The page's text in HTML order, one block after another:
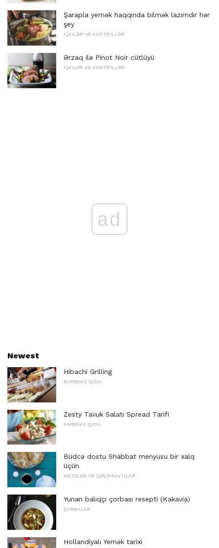
Şarapla yemək haqqında bilmək lazımdır hər
şey
İÇKILƏR VƏ KOKTEYLLƏR
Ərzaq ilə Pinot Noir cütlüyü
İÇKILƏR VƏ KOKTEYLLƏR
ad
Newest
Hibachi Grilling
BARBEKÜ QIDA
Zesty Tavuk Salatı Spread Tarifi
AMERIKA QIDA
Büdcə dostu Shabbat menyusu bir xalq
üçün
MEZELER VƏ QƏLYANALTILAR
Yunan balıqçı çorbası resepti (Kakavia)
ŞORBALAR
Hollandiyalı Yemək tarixi